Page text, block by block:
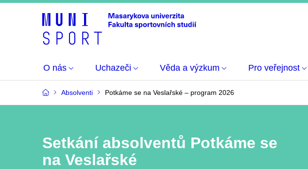
O nás Uchazeči Věda a výzkum Pro veřejnost
Absolventi Potkáme se na Veslařské – program 2026
Setkání absolventů Potkáme se
na Veslařské